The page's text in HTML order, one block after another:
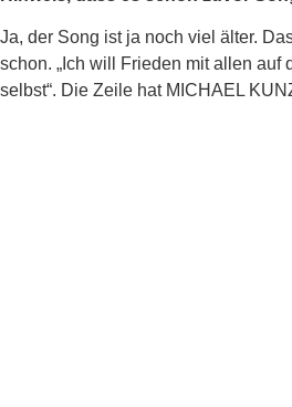
Ja, der Song ist ja noch viel älter.
schon. „Ich will Frieden mit allen auf
selbst“. Die Zeile hat MICHAEL